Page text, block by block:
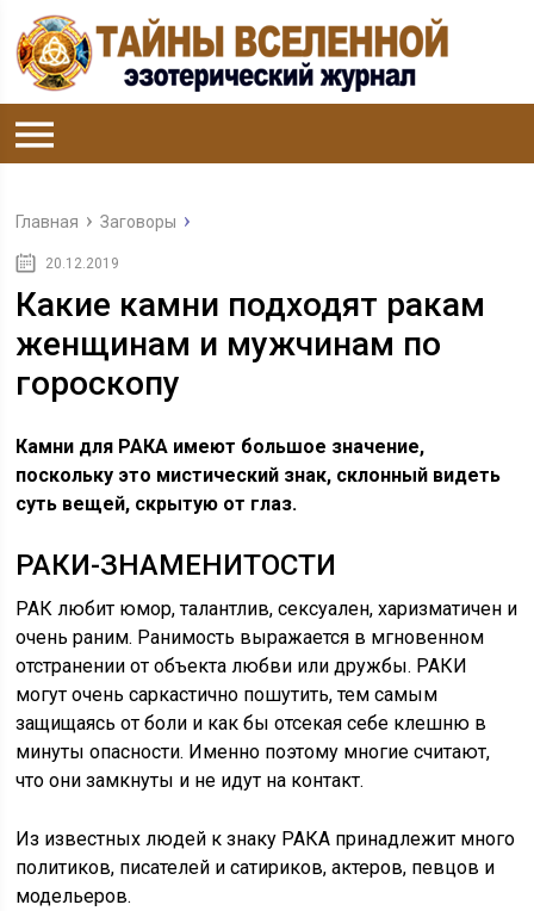
Главная Заговоры
20.12.2019
Какие камни подходят ракам
женщинам и мужчинам по
гороскопу
Камни для РАКА имеют большое значение,
поскольку это мистический знак, склонный видеть
суть вещей, скрытую от глаз.
РАКИ-ЗНАМЕНИТОСТИ
РАК любит юмор, талантлив, сексуален, харизматичен и
очень раним. Ранимость выражается в мгновенном
отстранении от объекта любви или дружбы. РАКИ
могут очень саркастично пошутить, тем самым
защищаясь от боли и как бы отсекая себе клешню в
минуты опасности. Именно поэтому многие считают,
что они замкнуты и не идут на контакт.
Из известных людей к знаку РАКА принадлежит много
политиков, писателей и сатириков, актеров, певцов и
модельеров.